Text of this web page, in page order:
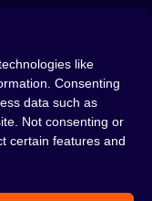
like
Consenting
data such as
Not consenting or
certain features and
ПОЛИТИКА COOKIE
с друзьями или в